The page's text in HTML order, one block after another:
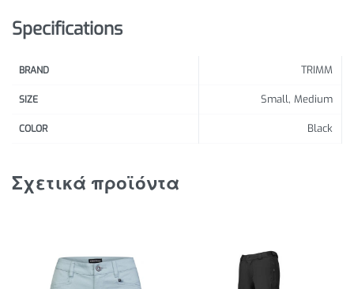
Specifications
BRAND TRIMM
SIZE Small, Medium
COLOR Black
Σχετικά προϊόντα